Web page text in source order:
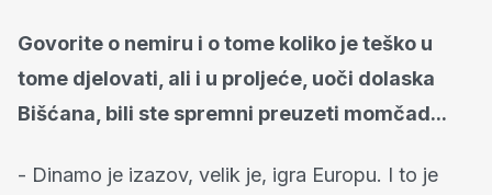
Govorite o nemiru i o tome koliko je teško u
tome djelovati, ali i u proljeće, uoči dolaska
Bišćana, bili ste spremni preuzeti momčad...
- Dinamo je izazov, velik je, igra Europu. I to je